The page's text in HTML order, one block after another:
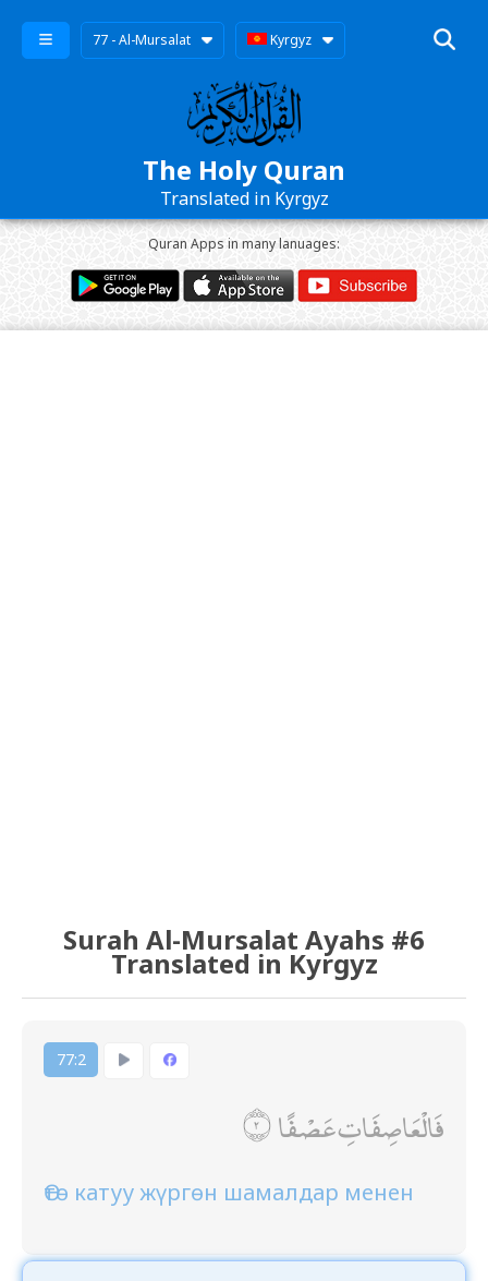
77 - Al-Mursalat Kyrgyz
The Holy Quran
Translated in Kyrgyz
Quran Apps in many lanuages:
Surah Al-Mursalat Ayahs #6
Translated in Kyrgyz
77:2
فَالْعَاصِفَاتِ عَصْفًا
Өтө катуу жүргөн шамалдар менен